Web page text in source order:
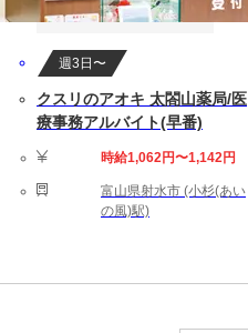
週3日〜
クスリのアオキ 太閤山薬局/医
療事務アルバイト(早番)
時給1,062円〜1,142円
富山県射水市 (小杉(あい
の風)駅)